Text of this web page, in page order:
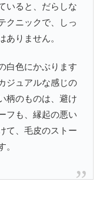
いると、だらしな
クニックで、しっ
ありません。
白色にかぶります
ジュアルな感じの
柄のものは、避け
フも、縁起の悪い
て、毛皮のストー
。